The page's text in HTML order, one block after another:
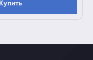
Купить